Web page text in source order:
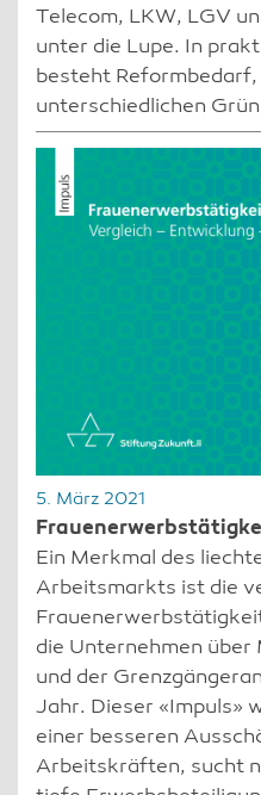
Telecom, LKW, LGV
unter die Lupe. In
besteht Reformbedarf,
unterschiedlichen
5. März 2021
Ein Merkmal des
Arbeitsmarkts ist die
die Unternehmen über
und der
Jahr. Dieser «Impuls»
einer besseren
Arbeitskräften, sucht